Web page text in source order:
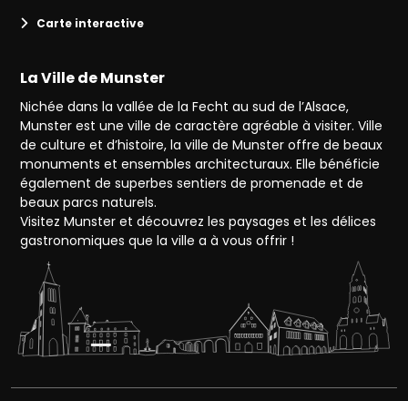
Carte interactive
La Ville de Munster
Nichée dans la vallée de la Fecht au sud de l’Alsace,
Munster est une ville de caractère agréable à visiter. Ville
de culture et d’histoire, la ville de Munster offre de beaux
monuments et ensembles architecturaux. Elle bénéficie
également de superbes sentiers de promenade et de
beaux parcs naturels.
Visitez Munster et découvrez les paysages et les délices
gastronomiques que la ville a à vous offrir !